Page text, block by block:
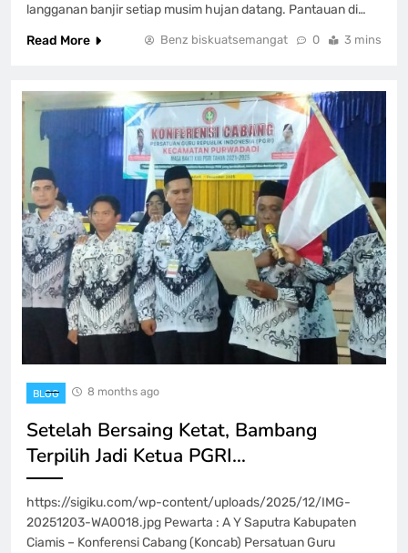
langganan banjir setiap musim hujan datang. Pantauan di…
Read More
Benz biskuatsemangat 0 3 mins
BLOG 8 months ago
Setelah Bersaing Ketat, Bambang
Terpilih Jadi Ketua PGRI…
https://sigiku.com/wp-content/uploads/2025/12/IMG-
20251203-WA0018.jpg Pewarta : A Y Saputra Kabupaten
Ciamis – Konferensi Cabang (Koncab) Persatuan Guru